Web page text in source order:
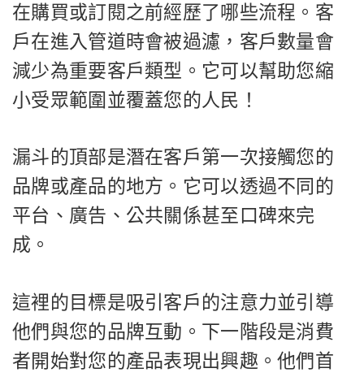
在購買或訂閱之前經歷了哪些流程。客
戶在進入管道時會被過濾，客戶數量會
減少為重要客戶類型。它可以幫助您縮
小受眾範圍並覆蓋您的人民！
漏斗的頂部是潛在客戶第一次接觸您的
品牌或產品的地方。它可以透過不同的
平台、廣告、公共關係甚至口碑來完
成。
這裡的目標是吸引客戶的注意力並引導
他們與您的品牌互動。下一階段是消費
者開始對您的產品表現出興趣。他們首